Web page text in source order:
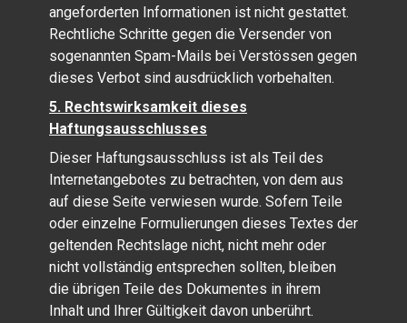
angeforderten Informationen ist nicht gestattet.
Rechtliche Schritte gegen die Versender von
sogenannten Spam-Mails bei Verstössen gegen
dieses Verbot sind ausdrücklich vorbehalten.
5. Rechtswirksamkeit dieses
Haftungsausschlusses
Dieser Haftungsausschluss ist als Teil des
Internetangebotes zu betrachten, von dem aus
auf diese Seite verwiesen wurde. Sofern Teile
oder einzelne Formulierungen dieses Textes der
geltenden Rechtslage nicht, nicht mehr oder
nicht vollständig entsprechen sollten, bleiben
die übrigen Teile des Dokumentes in ihrem
Inhalt und Ihrer Gültigkeit davon unberührt.